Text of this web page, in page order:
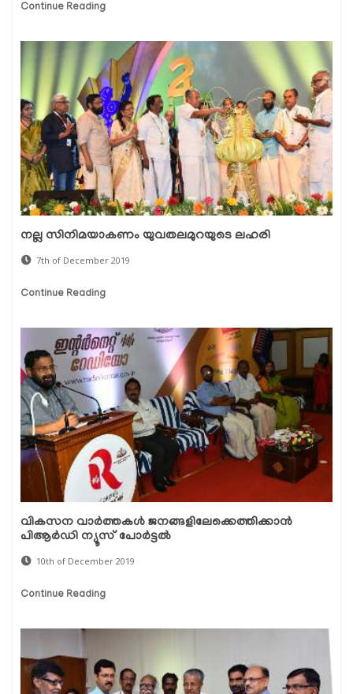
Continue Reading
നല്ല സിനിമയാകണം യുവതലമുറയുടെ ലഹരി
7th of December 2019
Continue Reading
വികസന വാര്‍ത്തകള്‍ ജനങ്ങളിലേക്കെത്തിക്കാന്‍
പിആര്‍ഡി ന്യൂസ് പോര്‍ട്ടല്‍
10th of December 2019
Continue Reading